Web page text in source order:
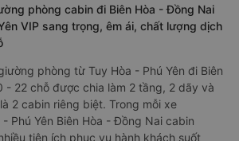
phòng cabin đi Biên Hòa - Đồng Nai
VIP sang trọng, êm ái, chất lượng dịch
phòng từ Tuy Hòa - Phú Yên đi Biên
- 22 chỗ được chia làm 2 tầng, 2 dãy và
2 cabin riêng biệt. Trong mỗi xe
- Phú Yên Biên Hòa - Đồng Nai cabin
tiện ích phục vụ hành khách suốt